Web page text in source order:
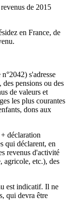
de 2015
en France, de
s'adresse
des pensions ou des
de valeurs et
les plus courantes
dons aux
déclaration
qui déclarent, en
revenus d'activité
agricole, etc.), des
est indicatif. Il ne
qui devra être